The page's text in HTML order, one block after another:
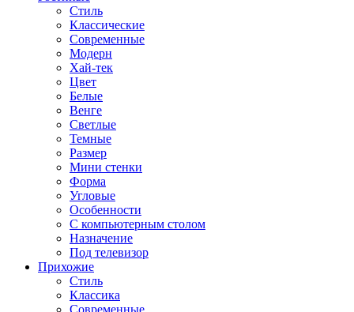
Стиль
Классические
Современные
Модерн
Хай-тек
Цвет
Белые
Венге
Светлые
Темные
Размер
Мини стенки
Форма
Угловые
Особенности
С компьютерным столом
Назначение
Под телевизор
Прихожие
Стиль
Классика
Современные